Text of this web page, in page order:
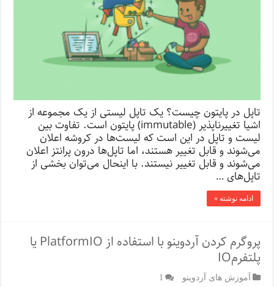
تاپل در پایتون چیست؟ یک تاپل لیستی از یک مجموعه از
اشیا تغییرناپذیر (immutable) پایتون است. تفاوت بین
لیست و تاپل در این است که لیست‌ها در کروشه اعلان
می‌شوند و قابل تغییر هستند، اما تاپل‌ها درون پرانتز اعلان
می‌شوند و قابل تغییر نیستند. با اینحال می‌توان بخشی از
تاپل‌های …
ادامه نوشته »
پروگرم کردن آردوینو با استفاده از PlatformIO یا
پلتفرمIO
آموزش های آردوینو 1